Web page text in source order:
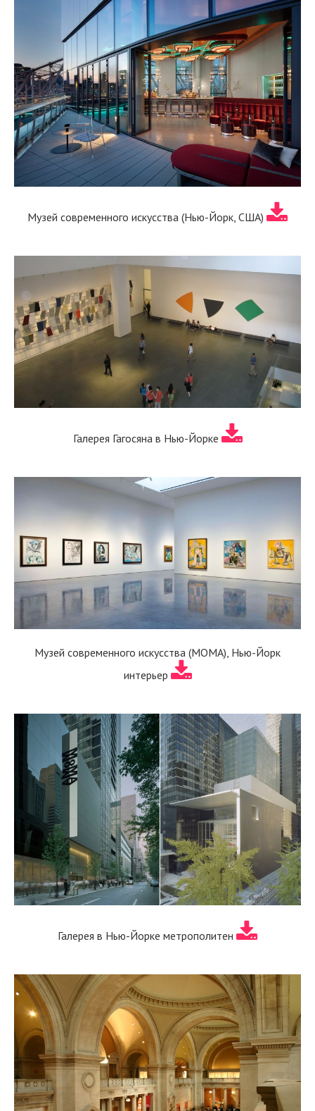
Музей современного искусства (Нью-Йорк, США)
Галерея Гагосяна в Нью-Йорке
Музей современного искусства (MOMA), Нью-Йорк
интерьер
Галерея в Нью-Йорке метрополитен